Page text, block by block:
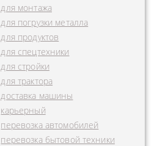
для монтажа
для погрузки металла
для продуктов
для спецтехники
для стройки
для трактора
доставка машины
карьерный
перевозка автомобилей
перевозка бытовой техники